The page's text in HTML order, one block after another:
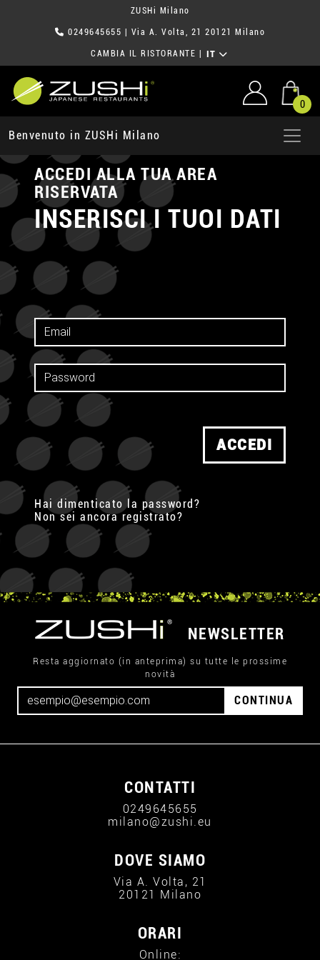
ZUSHi Milano
0249645655 | Via A. Volta, 21 20121 Milano
CAMBIA IL RISTORANTE IT
0
Benvenuto in ZUSHi Milano
ACCEDI ALLA TUA AREA
RISERVATA
INSERISCI I TUOI DATI
ACCEDI
Hai dimenticato la password?
Non sei ancora registrato?
NEWSLETTER
Resta aggiornato (in anteprima) su tutte le prossime
novità
CONTINUA
CONTATTI
0249645655
milano@zushi.eu
DOVE SIAMO
Via A. Volta, 21
20121 Milano
ORARI
Online: